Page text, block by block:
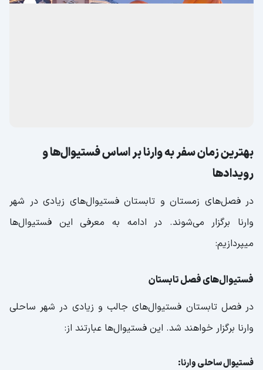
بهترین زمان سفر به وارنا بر اساس فستیوال‌ها و
رویدادها
در فصل‌های زمستان و تابستان فستیوال‌های زیادی در شهر
وارنا برگزار می‌شوند. در ادامه به معرفی این فستیوال‌ها
میپردازیم:
فستیوال‌های فصل تابستان
در فصل تابستان فستیوال‌های جالب و زیادی در شهر ساحلی
وارنا برگزار خواهند شد. این فستیوال‌ها عبارتند از:
فستیوال ساحلی وارنا: